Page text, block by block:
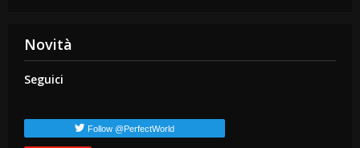
Novità
Seguici
Follow @PerfectWorld